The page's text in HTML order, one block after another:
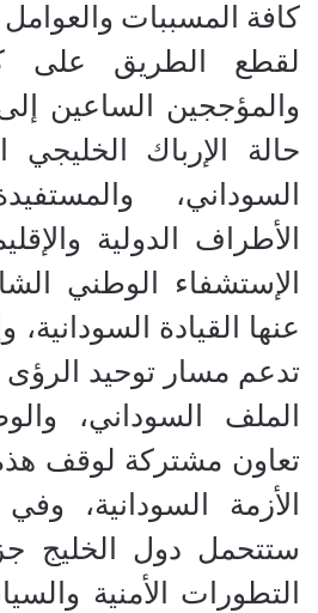
كافة المسببات
لقطع الطريق على
والمؤججين الساعين إلى
حالة الإرباك الخليجي
السوداني،
الأطراف الدولية
الإستشفاء الوطني
عنها القيادة السودانية،
تدعم مسار توحيد
الملف السوداني،
تعاون مشتركة لوقف
الأزمة السودانية،
ستتحمل دول الخليج
التطورات الأمنية